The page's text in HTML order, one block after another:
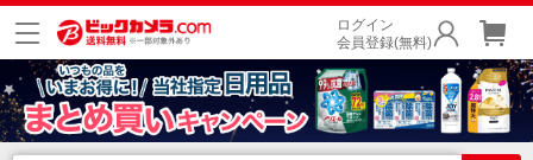
ログイン
会員登録(無料)